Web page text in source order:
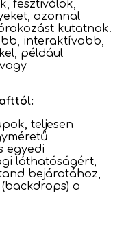
fesztiválok,
azonnal
kutatnak.
interaktívabb,
például
teljesen
egyedi
láthatóságért,
bejáratához,
a